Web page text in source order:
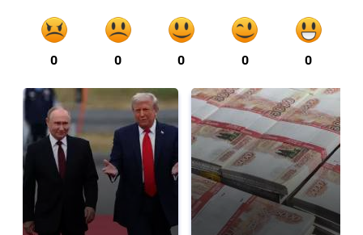
0 0 0 0 0